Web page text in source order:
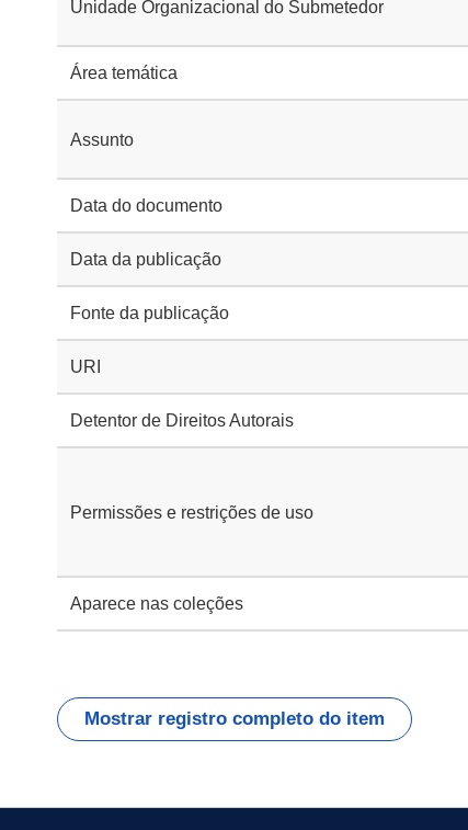
Unidade Organizacional do Submetedor
Área temática
Assunto
Data do documento
Data da publicação
Fonte da publicação
URI
Detentor de Direitos Autorais
Permissões e restrições de uso
Aparece nas coleções
Mostrar registro completo do item